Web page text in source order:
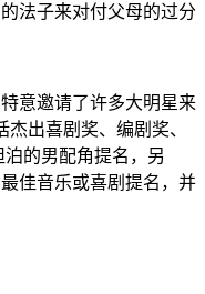
法子来对付父母的过分
意邀请了许多大明星来
出喜剧奖、编剧奖、
的男配角提名，另
佳音乐或喜剧提名，并